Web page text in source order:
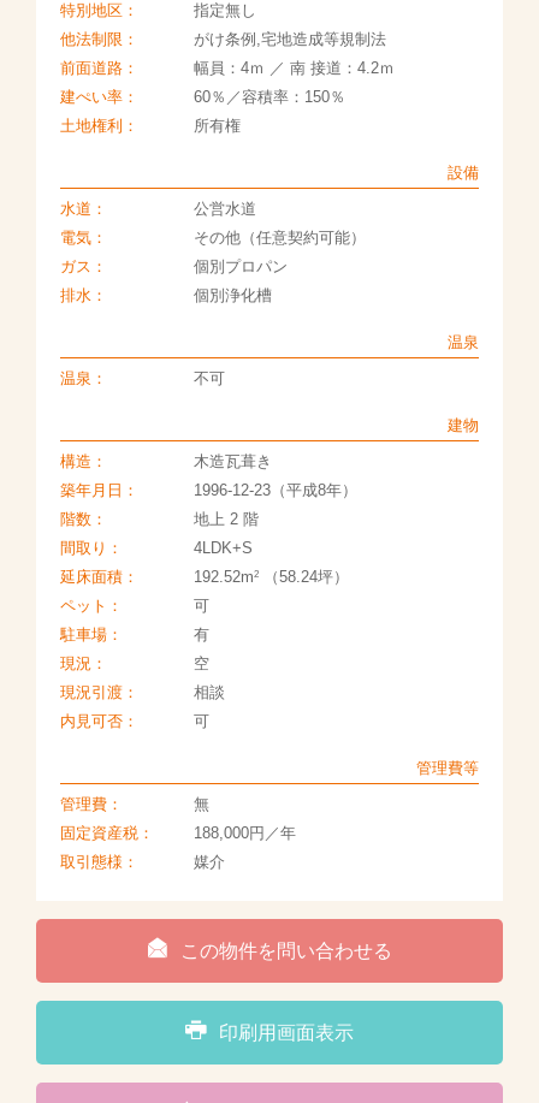
特別地区：
指定無し
他法制限：
がけ条例,宅地造成等規制法
前面道路：
幅員：4ｍ ／ 南 接道：4.2ｍ
建ぺい率：
60％／容積率：150％
土地権利：
所有権
設備
水道：
公営水道
電気：
その他（任意契約可能）
ガス：
個別プロパン
排水：
個別浄化槽
温泉
温泉：
不可
建物
構造：
木造瓦葺き
築年月日：
1996-12-23（平成8年）
階数：
地上 2 階
間取り：
4LDK+S
延床面積：
192.52m2（58.24坪）
ペット：
可
駐車場：
有
現況：
空
現況引渡：
相談
内見可否：
可
管理費等
管理費：
無
固定資産税：
188,000円／年
取引態様：
媒介
この物件を問い合わせる
印刷用画面表示